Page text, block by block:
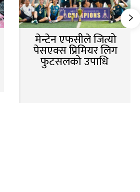
मेन्टेन एफसीले जित्यो
पेसएक्स प्रिमियर लिग
फुटसलको उपाधि